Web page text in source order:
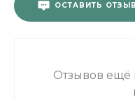
ОСТАВИТЬ ОТЗЫВ
Отзывов ещё